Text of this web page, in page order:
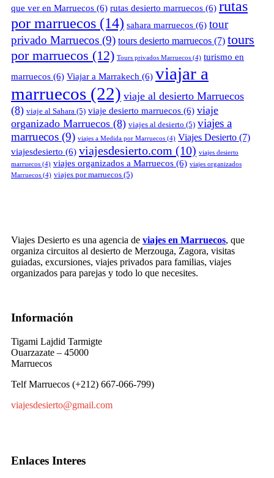
que ver en Marruecos (6) rutas desierto marruecos (6) rutas
por marruecos (14) sahara marruecos (6) tour
privado Marruecos (9) tours desierto marruecos (7) tours
por marruecos (12) Tours privados Marruecos (4) turismo en
marruecos (6) Viajar a Marrakech (6) viajar a
marruecos (22) viaje al desierto Marruecos
(8) viaje al Sahara (5) viaje desierto marruecos (6) viaje
organizado Marruecos (8) viajes al desierto (5) viajes a
marruecos (9) viajes a Medida por Marruecos (4) Viajes Desierto (7)
viajesdesierto (6) viajesdesierto.com (10) viajes desierto
marruecos (4) viajes organizados a Marruecos (6) viajes organizados
Marruecos (4) viajes por marruecos (5)
Viajes Desierto es una agencia de viajes en Marruecos, que
organiza circuitos al desierto de Merzouga, Zagora, visitas
guiadas, excursiones, viajes privados para familias, viajes
organizados para parejas y todo lo que necesites.
Información
Tigami Lajdid Tarmigte
Ouarzazate – 45000
Marruecos
Telf Marruecos (+212) 667-066-799)
viajesdesierto@gmail.com
Enlaces Interes